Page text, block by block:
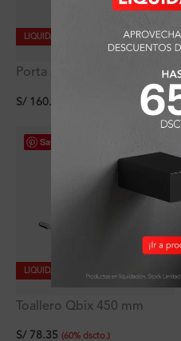
LIQUIDACIÓN
Porta Jabón Ares Signature
S/160.36
Save
LIQUIDACIÓN
Toallero Qbix 450 mm
S/78.35 (60% dscto.)